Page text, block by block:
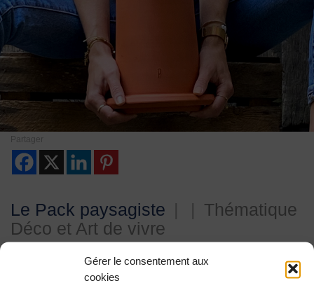
Gérer le consentement aux
cookies
3 4
Partager
Le Pack paysagiste | | Thématique
Déco et Art de vivre
Amoureux de la nature et experts en aménagements paysagers,